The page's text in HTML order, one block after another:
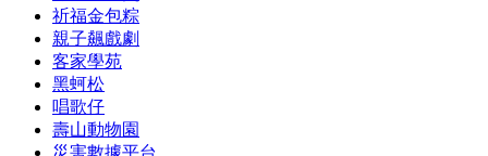
祈福金包粽
親子飆戲劇
客家學苑
黑蚵松
唱歌仔
壽山動物園
災害數據平台